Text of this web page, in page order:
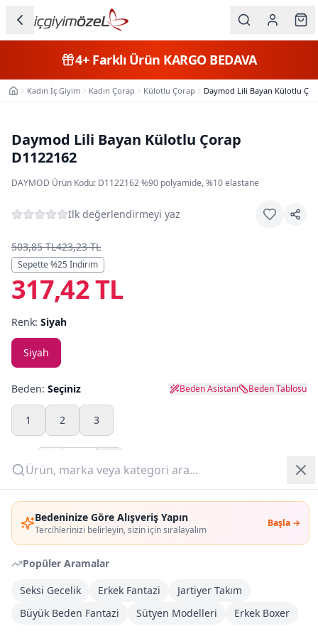
Bedeninize Göre Alışveriş Yapın
Tercihlerinizi belirleyin, sizin için sıralayalım
Başla →
Popüler Aramalar
Seksi Gecelik
Erkek Fantazi
Jartiyer Takım
Büyük Beden Fantazi
Sütyen Modelleri Erkek Boxer
Kategorileri
Çocuk
Beden
Markalar
Plaj & Mayo
Yazlık Pijama
Yeni Gelenler
Giriş Yap
Üye Ol
4+Farklı Ürün KARGO BEDAVA
Ana SayfaKadın İç Giyim Kadın Çorap Külotlu Çorap Daymod Lili Bayan Külotlu
Daymod Lili Bayan Külotlu Çorap
D1122162
DAYMOD·Ürün Kodu: D1122162·%90 polyamide, %10 elastane
İlk değerlendirmeyi yaz
503,85 TL423,23 TL
Sepette %25 İndirim
317,42 TL
Renk: Siyah
Siyah
Beden: Seçiniz Beden Asistanı Beden Tablosu
1 2 3
Adet:
Sepete Ekle
Şimdi Al
DHL Kargoya Teslim